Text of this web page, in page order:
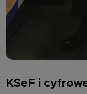
KSeF i